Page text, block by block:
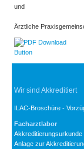
und
Ärztliche
Wir sind Akkreditiert
ILAC-Broschüre -
Facharztlabor
Anlage zur